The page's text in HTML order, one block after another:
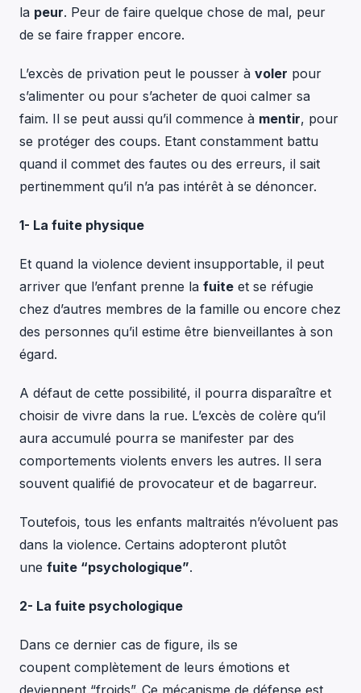
la peur. Peur de faire quelque chose de mal, peur
de se faire frapper encore.
L’excès de privation peut le pousser à voler pour
s’alimenter ou pour s’acheter de quoi calmer sa
faim. Il se peut aussi qu’il commence à mentir, pour
se protéger des coups. Etant constamment battu
quand il commet des fautes ou des erreurs, il sait
pertinemment qu’il n’a pas intérêt à se dénoncer.
1- La fuite physique
Et quand la violence devient insupportable, il peut
arriver que l’enfant prenne la fuite et se réfugie
chez d’autres membres de la famille ou encore chez
des personnes qu’il estime être bienveillantes à son
égard.
A défaut de cette possibilité, il pourra disparaître et
choisir de vivre dans la rue. L’excès de colère qu’il
aura accumulé pourra se manifester par des
comportements violents envers les autres. Il sera
souvent qualifié de provocateur et de bagarreur.
Toutefois, tous les enfants maltraités n’évoluent pas
dans la violence. Certains adopteront plutôt
une fuite “psychologique”.
2- La fuite psychologique
Dans ce dernier cas de figure, ils se
coupent complètement de leurs émotions et
deviennent “froids”. Ce mécanisme de défense est